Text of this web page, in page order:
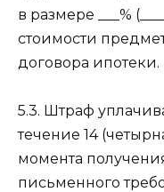
в размере ___%
стоимости
договора ипотеки.
5.3. Штраф
течение 14
момента
письменного